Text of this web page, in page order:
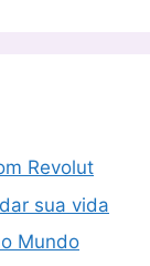
Revolut
sua vida
Mundo